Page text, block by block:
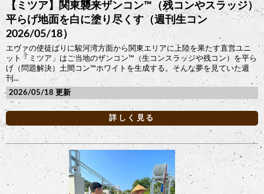
【ミツア】関東襲来ザンコン™︎（残コンやスラッジ）
平らげ地面を白に塗り尽くす（週刊生コン
2026/05/18）
エヴァの使徒ばりに駿河湾方面から関東エリアに上陸を果たす直営ユニ
ット「ミツア」はご当地のザンコン™︎（生コンスラッジや残コン）を平ら
げ（問題解決）土間コン™︎ホワイトを生成する。そんな夢を見ていた週
刊...
2026/05/18
詳しく見る